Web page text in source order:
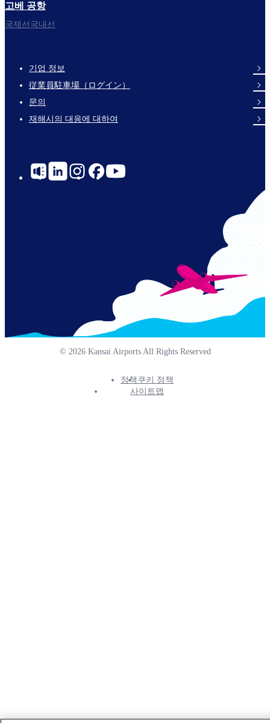
즐거운 비행 되세요.
고베 공항
국제선국내선
Footer
Links
기업 정보
従業員駐車場（ログイン）
문의
재해시의 대응에 대하여
Social
© 2026 Kansai Airports All Rights Reserved
Footer
정책 쿠키 정책
사이트맵